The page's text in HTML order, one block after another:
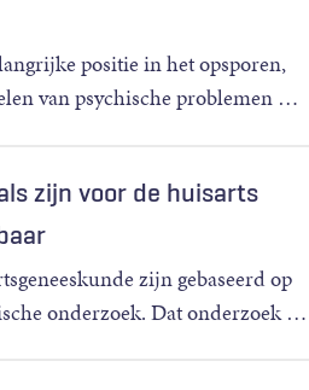
positie in het opsporen,
van psychische problemen …
zijn voor de huisarts
zijn gebaseerd op
onderzoek. Dat onderzoek…